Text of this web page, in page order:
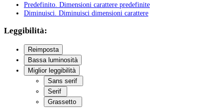
Predefinito . Dimensioni carattere predefinite
Diminuisci . Diminuisci dimensioni carattere
Leggibilità:
Reimposta
Bassa luminosità
Miglior leggibilità
Sans serif
Serif
Grassetto